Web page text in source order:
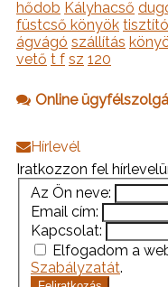
hődob Kályhacső
füstcső könyök
ágvágó szállítás
vető t f sz 120
Online
Hírlevél
Iratkozzon fel
Az Ön neve:
Email cím:
Kapcsolat:
Elfogadom a
Szabályzatát.